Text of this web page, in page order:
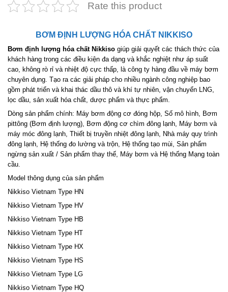
Rate this product
BƠM ĐỊNH LƯỢNG HÓA CHẤT NIKKISO
Bơm định lượng hóa chất Nikkiso giúp giải quyết các thách thức của
khách hàng trong các điều kiện đa dạng và khắc nghiệt như áp suất
cao, không rò rỉ và nhiệt độ cực thấp, là công ty hàng đầu về máy bơm
chuyên dụng. Tạo ra các giải pháp cho nhiều ngành công nghiệp bao
gồm phát triển và khai thác dầu thô và khí tự nhiên, vận chuyển LNG,
lọc dầu, sản xuất hóa chất, dược phẩm và thực phẩm.
Dòng sản phẩm chính: Máy bơm động cơ đóng hộp, Số mô hình, Bơm
pittông (Bơm định lượng), Bơm động cơ chìm đông lạnh, Máy bơm và
máy móc đông lạnh, Thiết bị truyền nhiệt đông lạnh, Nhà máy quy trình
đông lạnh, Hệ thống đo lường và trộn, Hệ thống tạo mùi, Sản phẩm
ngừng sản xuất / Sản phẩm thay thế, Máy bơm và Hệ thống Mạng toàn
cầu.
Model thông dụng của sản phẩm
Nikkiso Vietnam Type HN
Nikkiso Vietnam Type HV
Nikkiso Vietnam Type HB
Nikkiso Vietnam Type HT
Nikkiso Vietnam Type HX
Nikkiso Vietnam Type HS
Nikkiso Vietnam Type LG
Nikkiso Vietnam Type HQ